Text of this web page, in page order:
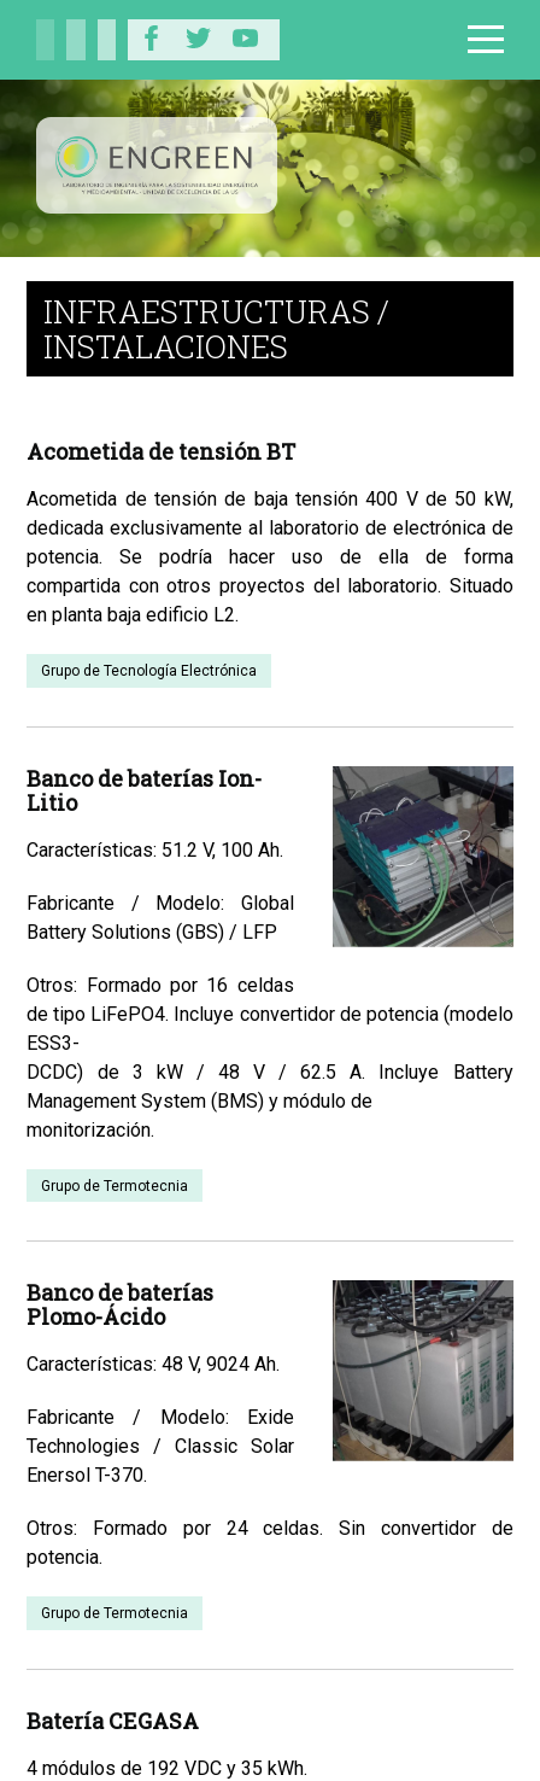
INFRAESTRUCTURAS /
INSTALACIONES
Acometida de tensión BT
Acometida de tensión de baja tensión 400 V de 50 kW,
dedicada exclusivamente al laboratorio de electrónica de
potencia. Se podría hacer uso de ella de forma
compartida con otros proyectos del laboratorio. Situado
en planta baja edificio L2.
Grupo de Tecnología Electrónica
Banco de baterías Ion-
Litio
Características: 51.2 V, 100 Ah.
Fabricante / Modelo: Global
Battery Solutions (GBS) / LFP
Otros: Formado por 16 celdas
de tipo LiFePO4. Incluye convertidor de potencia (modelo
ESS3-
DCDC) de 3 kW / 48 V / 62.5 A. Incluye Battery
Management System (BMS) y módulo de
monitorización.
Grupo de Termotecnia
Banco de baterías
Plomo-Ácido
Características: 48 V, 9024 Ah.
Fabricante / Modelo: Exide
Technologies / Classic Solar
Enersol T-370.
Otros: Formado por 24 celdas. Sin convertidor de
potencia.
Grupo de Termotecnia
Batería CEGASA
4 módulos de 192 VDC y 35 kWh.